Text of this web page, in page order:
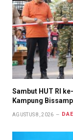
Sambut HUT RI
Kampung
AGUSTUS 8, 2026